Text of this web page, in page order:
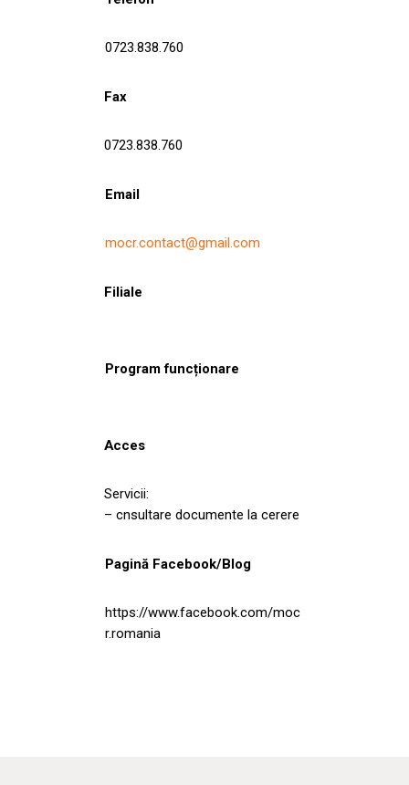
0723.838.760
Fax
0723.838.760
Email
mocr.contact@gmail.com
Filiale
Program funcționare
Acces
Servicii:
– cnsultare documente la cerere
Pagină Facebook/Blog
https://www.facebook.com/moc
r.romania